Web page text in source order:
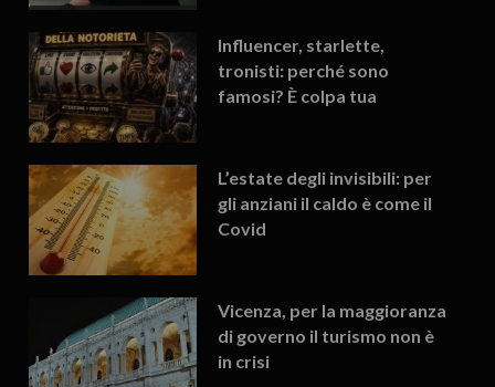
Influencer, starlette,
tronisti: perché sono
famosi? È colpa tua
L’estate degli invisibili: per
gli anziani il caldo è come il
Covid
Vicenza, per la maggioranza
di governo il turismo non è
in crisi